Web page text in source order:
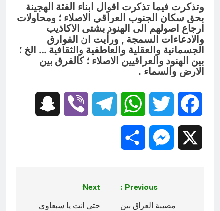
وتذكرت فيما تذكرت اقوال ابناء الفئة الهجينة
بحق سكان الجنوب العراقي الاصلاء ؛ ومحاولات
ارجاع اصولهم الى الهنود بشتى الاكاذيب
والادعاءات السمجة , ورأيت ان الفوارق
الجسمانية والعقلية والعاطفية والثقافية … الخ ؛
بين الهنود والعراقيين الاصلاء ؛ كالفرق بين
الارض والسماء .
Facebook
Twitter
WhatsApp
Telegram
Viber
Messenger
المقالات
Previous:
مصيبة العراق بين
Next:
حتى انت يا سبعاوي